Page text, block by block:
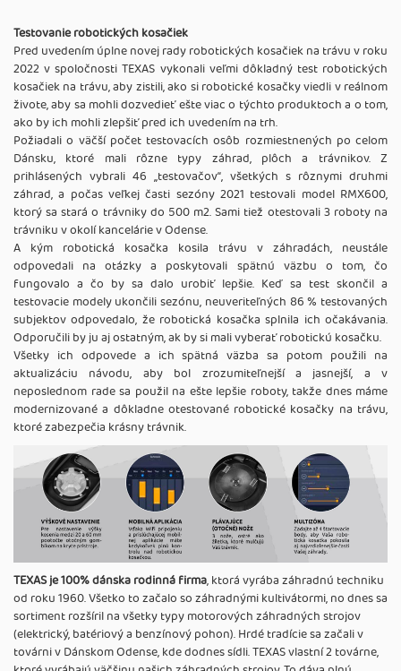
Testovanie robotických kosačiek
Pred uvedením úplne novej rady robotických kosačiek na trávu v roku
2022 v spoločnosti TEXAS vykonali veľmi dôkladný test robotických
kosačiek na trávu, aby zistili, ako si robotické kosačky viedli v reálnom
živote, aby sa mohli dozvedieť ešte viac o týchto produktoch a o tom,
ako by ich mohli zlepšiť pred ich uvedením na trh.
Požiadali o väčší počet testovacích osôb rozmiestnených po celom
Dánsku, ktoré mali rôzne typy záhrad, plôch a trávnikov. Z
prihlásených vybrali 46 ,,testovačov‘‘, všetkých s rôznymi druhmi
záhrad, a počas veľkej časti sezóny 2021 testovali model RMX600,
ktorý sa stará o trávniky do 500 m2. Sami tiež otestovali 3 roboty na
trávniku v okolí kancelárie v Odense.
A kým robotická kosačka kosila trávu v záhradách, neustále
odpovedali na otázky a poskytovali spätnú väzbu o tom, čo
fungovalo a čo by sa dalo urobiť lepšie. Keď sa test skončil a
testovacie modely ukončili sezónu, neuveriteľných 86 % testovaných
subjektov odpovedalo, že robotická kosačka splnila ich očakávania.
Odporučili by ju aj ostatným, ak by si mali vyberať robotickú kosačku.
Všetky ich odpovede a ich spätná väzba sa potom použili na
aktualizáciu návodu, aby bol zrozumiteľnejší a jasnejší, a v
neposlednom rade sa použil na ešte lepšie roboty, takže dnes máme
modernizované a dôkladne otestované robotické kosačky na trávu,
ktoré zabezpečia krásny trávnik.
TEXAS je 100% dánska rodinná firma, ktorá vyrába záhradnú techniku
od roku 1960. Všetko to začalo so záhradnými kultivátormi, no dnes sa
sortiment rozšíril na všetky typy motorových záhradných strojov
(elektrický, batériový a benzínový pohon). Hrdé tradície sa začali v
továrni v Dánskom Odense, kde dodnes sídli. TEXAS vlastní 2 továrne,